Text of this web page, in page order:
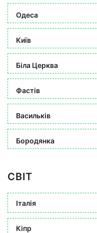
Одеса
Київ
Біла Церква
Фастів
Васильків
Бородянка
СВІТ
Італія
Кіпр